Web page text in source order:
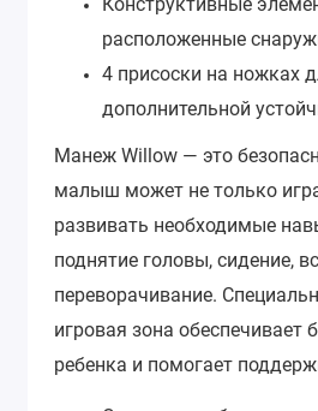
Конструктивные
расположенные
4 присоски на ножках
дополнительной
Манеж Willow — это
малыш может не только
развивать необходимые
поднятие головы, сидение,
переворачивание.
игровая зона обеспечивает
ребенка и помогает